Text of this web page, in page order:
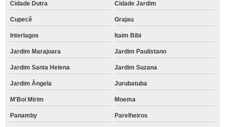
Cidade Dutra Cidade Jardim
Cupecê Grajau
Interlagos Itaim Bibi
Jardim Marajoara Jardim Paulistano
Jardim Santa Helena Jardim Suzana
Jardim Ângela Jurubatuba
M'Boi Mirim Moema
Panamby Parelheiros